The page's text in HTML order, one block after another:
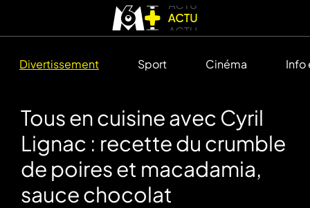
Divertissement Sport Cinéma Info
Tous en cuisine avec Cyril
Lignac : recette du crumble
de poires et macadamia,
sauce chocolat